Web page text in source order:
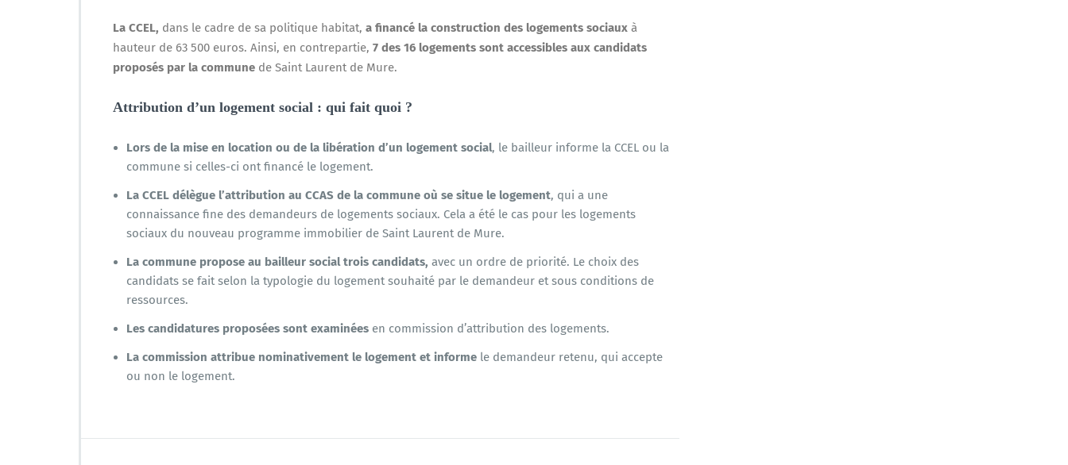
La CCEL, dans le cadre de sa politique habitat, a financé la construction des logements sociaux à
hauteur de 63 500 euros. Ainsi, en contrepartie, 7 des 16 logements sont accessibles aux candidats
proposés par la commune de Saint Laurent de Mure.
Attribution d’un logement social : qui fait quoi ?
Lors de la mise en location ou de la libération d’un logement social, le bailleur informe la CCEL ou la
commune si celles-ci ont financé le logement.
La CCEL délègue l’attribution au CCAS de la commune où se situe le logement, qui a une
connaissance fine des demandeurs de logements sociaux. Cela a été le cas pour les logements
sociaux du nouveau programme immobilier de Saint Laurent de Mure.
La commune propose au bailleur social trois candidats, avec un ordre de priorité. Le choix des
candidats se fait selon la typologie du logement souhaité par le demandeur et sous conditions de
ressources.
Les candidatures proposées sont examinées en commission d’attribution des logements.
La commission attribue nominativement le logement et informe le demandeur retenu, qui accepte
ou non le logement.